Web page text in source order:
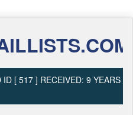
[ 517 ] RECEIVED: 9 YEARS